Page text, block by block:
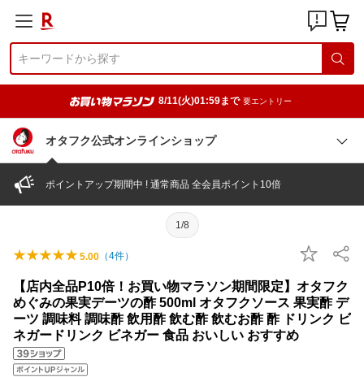
8/11(火)01:59まで 要エントリー
オタフク公式オンラインショップ
ポイントアップ期間中 ! 通常商品 全会員ポイント10倍
1/8
5.00 （4件）
【店内全品P10倍！お買い物マラソン期間限定】オタフク
めぐみの果実デーツの酢 500ml オタフクソース 果実酢 デ
ーツ 調味料 調味酢 飲用酢 飲む酢 飲むお酢 酢 ドリンク ビ
ネガードリンク ビネガー 食品 おいしい おすすめ